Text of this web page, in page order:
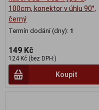
100cm, konektor v úhlu 90°,
černý
Termín dodání (dny): 1
149 Kč
124 Kč (bez DPH:)
Koupit